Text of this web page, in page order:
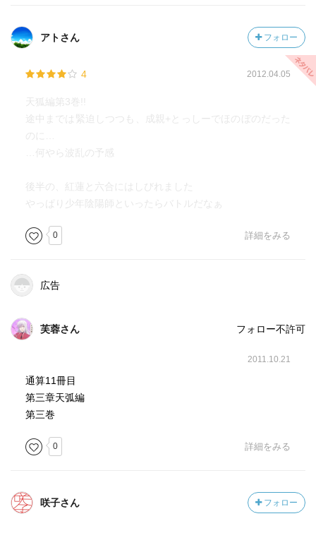
アトさん フォロー
4 2012.04.05
天狐編第3巻!!
途中までは緊迫しつつも、成親+とっしーでほのぼのだった
のに…
…何やら波乱の予感
後半の、紅蓮と六合にはしびれました
やっぱり少年陰陽師といったらバトルだなぁ
0 詳細をみる
広告
芙蓉さん フォロー不許可
2011.10.21
通算11冊目
第三章天弧編
第三巻
0 詳細をみる
咲子さん フォロー